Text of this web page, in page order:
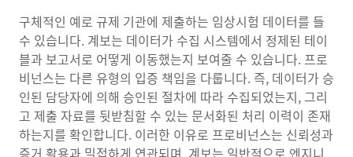
구체적인 예로 규제 기관에 제출하는 임상시험 데이터를 들
수 있습니다. 계보는 데이터가 수집 시스템에서 정제된 테이
블과 보고서로 어떻게 이동했는지 보여줄 수 있습니다. 프로
비넌스는 다른 유형의 입증 책임을 다룹니다. 즉, 데이터가 승
인된 담당자에 의해 승인된 절차에 따라 수집되었는지, 그리
고 제출 자료를 뒷받침할 수 있는 문서화된 처리 이력이 존재
하는지를 확인합니다. 이러한 이유로 프로비넌스는 신뢰성과
증거 활용과 밀접하게 연관되며, 계보는 일반적으로 엔지니